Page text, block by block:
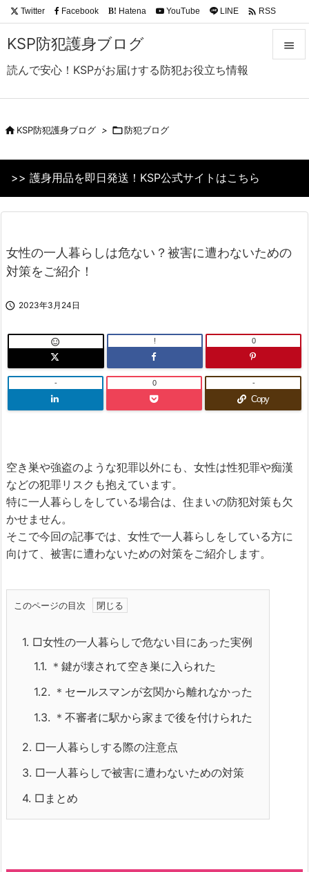
KSP防犯護身ブログ
読んで安心！KSPがお届けする防犯お役立ち情報

前へ
次へ
Twitter Facebook B! Hatena YouTube LINE  RSS
KSP防犯護身ブログ > 防犯ブログ
>> 護身用品を即日発送！KSP公式サイトはこちら
女性の一人暮らしは危ない？被害に遭わないための
対策をご紹介！
 2023年3月24日
 ! 0
- 0
Copy
-
空き巣や強盗のような犯罪以外にも、女性は性犯罪や痴漢
などの犯罪リスクも抱えています。
特に一人暮らしをしている場合は、住まいの防犯対策も欠
かせません。
そこで今回の記事では、女性で一人暮らしをしている方に
向けて、被害に遭わないための対策をご紹介します。
このページの目次
1. □女性の一人暮らしで危ない目にあった実例
1.1. ＊鍵が壊されて空き巣に入られた
1.2. ＊セールスマンが玄関から離れなかった
1.3. ＊不審者に駅から家まで後を付けられた
2. □一人暮らしする際の注意点
3. □一人暮らしで被害に遭わないための対策
4. □まとめ